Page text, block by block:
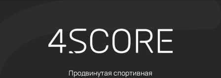
Продвинутая спортивная